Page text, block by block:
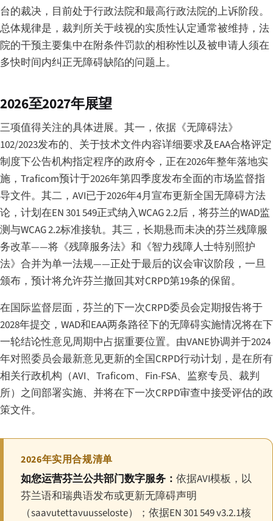
台的裁决，目前处于行政法院和最高行政法院的上诉阶段。
总体规律是，裁判所关于歧视的实质性认定通常被维持，法
院的干预主要集中在附条件罚款的相称性以及被申请人须在
多快时间内纠正无障碍缺陷的问题上。
2026至2027年展望
三项值得关注的具体进展。其一，依据《无障碍法》
102/2023发布的、关于技术文件内容详细要求及EAA合格评定
制度下公告机构指定程序的政府令，正在2026年整年落地实
施，Traficom预计于2026年第四季度发布全面的市场监督指
导文件。其二，AVI已于2026年4月宣布更新全国无障碍方法
论，计划在EN 301 549正式纳入WCAG 2.2后，将芬兰的WAD监
测与WCAG 2.2标准接轨。其三，长期悬而未决的芬兰残障服
务改革——将《残障服务法》和《智力残障人士特别照护
法》合并为单一法规——正处于最后的议会审议阶段，一旦
颁布，预计将允许芬兰撤回其对CRPD第19条的保留。
在国际监督层面，芬兰的下一次CRPD委员会定期报告将于
2028年提交，WAD和EAA两条路径下的无障碍实施情况将在下
一轮结论性意见周期中占据重要位置。由VANE协调并于2024
年对照委员会最新意见更新的全国CRPD行动计划，是在所有
相关行政机构（AVI、Traficom、Fin-FSA、监察专员、裁判
所）之间部署实施、并将在下一次CRPD审查中接受评估的政
策文件。
2026年实用合规清单
如您运营芬兰公共部门数字服务： 依据AVI模板，以
芬兰语和瑞典语发布或更新无障碍声明
（saavutettavuusseloste）；依据EN 301 549 v3.2.1核